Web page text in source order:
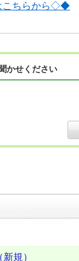
こちらから◇◆
かせください
規）